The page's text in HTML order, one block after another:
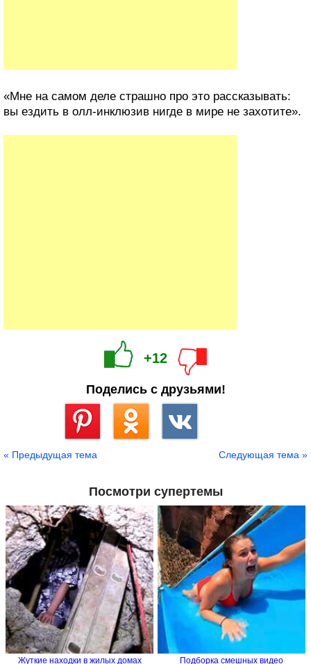
«Мне на самом деле страшно про это рассказывать:
вы ездить в олл-инклюзив нигде в мире не захотите».
+12
Поделись с друзьями!
« Предыдущая тема Следующая тема »
Посмотри супертемы
Жуткие находки в жилых домах Подборка смешных видео